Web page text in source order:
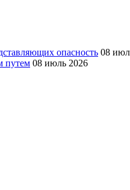
опасность 08
путем 08 июль 2026